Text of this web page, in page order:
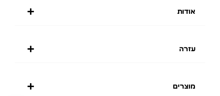
אודות
עזרה
מוצרים